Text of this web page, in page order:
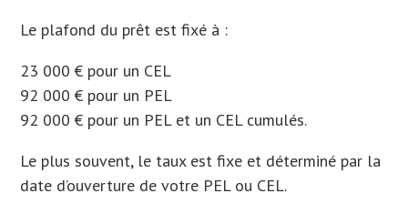
Le plafond du prêt est fixé à :
23 000 € pour un CEL
92 000 € pour un PEL
92 000 € pour un PEL et un CEL cumulés.
Le plus souvent, le taux est fixe et déterminé par la
date d’ouverture de votre PEL ou CEL.